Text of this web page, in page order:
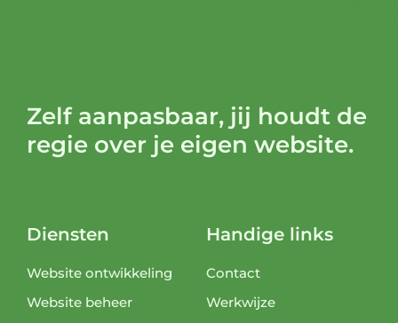
Zelf aanpasbaar, jij houdt de
regie over je eigen website.
Diensten
Website ontwikkeling
Website beheer
Handige links
Contact
Werkwijze